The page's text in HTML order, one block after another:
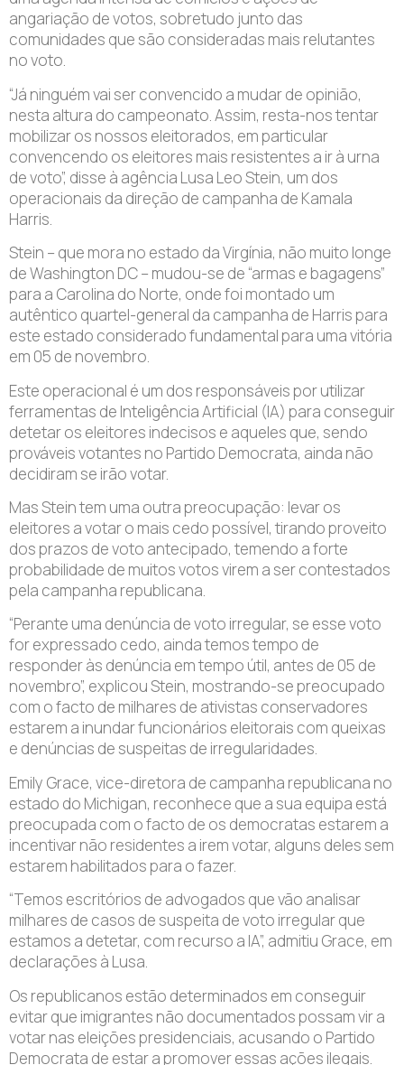
angariação de votos, sobretudo junto das
comunidades que são consideradas mais relutantes
no voto.
“Já ninguém vai ser convencido a mudar de opinião,
nesta altura do campeonato. Assim, resta-nos tentar
mobilizar os nossos eleitorados, em particular
convencendo os eleitores mais resistentes a ir à urna
de voto”, disse à agência Lusa Leo Stein, um dos
operacionais da direção de campanha de Kamala
Harris.
Stein – que mora no estado da Virgínia, não muito longe
de Washington DC – mudou-se de “armas e bagagens”
para a Carolina do Norte, onde foi montado um
autêntico quartel-general da campanha de Harris para
este estado considerado fundamental para uma vitória
em 05 de novembro.
Este operacional é um dos responsáveis por utilizar
ferramentas de Inteligência Artificial (IA) para conseguir
detetar os eleitores indecisos e aqueles que, sendo
prováveis votantes no Partido Democrata, ainda não
decidiram se irão votar.
Mas Stein tem uma outra preocupação: levar os
eleitores a votar o mais cedo possível, tirando proveito
dos prazos de voto antecipado, temendo a forte
probabilidade de muitos votos virem a ser contestados
pela campanha republicana.
“Perante uma denúncia de voto irregular, se esse voto
for expressado cedo, ainda temos tempo de
responder às denúncia em tempo útil, antes de 05 de
novembro”, explicou Stein, mostrando-se preocupado
com o facto de milhares de ativistas conservadores
estarem a inundar funcionários eleitorais com queixas
e denúncias de suspeitas de irregularidades.
Emily Grace, vice-diretora de campanha republicana no
estado do Michigan, reconhece que a sua equipa está
preocupada com o facto de os democratas estarem a
incentivar não residentes a irem votar, alguns deles sem
estarem habilitados para o fazer.
“Temos escritórios de advogados que vão analisar
milhares de casos de suspeita de voto irregular que
estamos a detetar, com recurso a IA”, admitiu Grace, em
declarações à Lusa.
Os republicanos estão determinados em conseguir
evitar que imigrantes não documentados possam vir a
votar nas eleições presidenciais, acusando o Partido
Democrata de estar a promover essas ações ilegais.